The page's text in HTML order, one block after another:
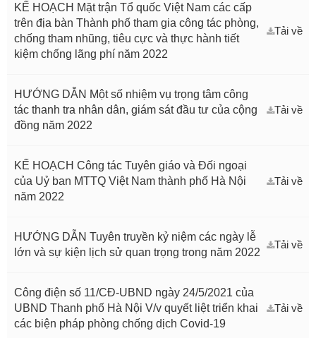
KẾ HOẠCH Mặt trận Tổ quốc Việt Nam các cấp
trên địa bàn Thành phố tham gia công tác phòng,
chống tham nhũng, tiêu cực và thực hành tiết
kiệm chống lãng phí năm 2022
Tải về
HƯỚNG DẪN Một số nhiệm vụ trọng tâm công
tác thanh tra nhân dân, giám sát đầu tư của cộng
đồng năm 2022
Tải về
KẾ HOẠCH Công tác Tuyên giáo và Đối ngoại
của Uỷ ban MTTQ Việt Nam thành phố Hà Nội
năm 2022
Tải về
HƯỚNG DẪN Tuyên truyền kỷ niệm các ngày lễ
lớn và sự kiện lịch sử quan trọng trong năm 2022
Tải về
Công điện số 11/CĐ-UBND ngày 24/5/2021 của
UBND Thanh phố Hà Nội V/v quyết liệt triển khai
các biện pháp phòng chống dịch Covid-19
Tải về